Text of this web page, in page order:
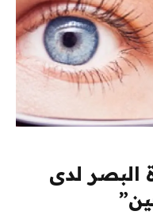
البصر لدى